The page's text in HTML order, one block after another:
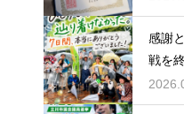
感謝
戦を